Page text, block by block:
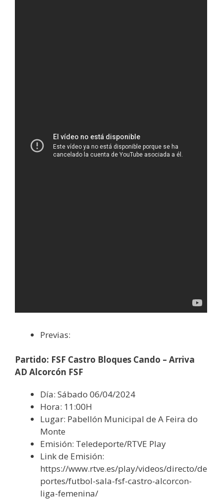
Previas:
Partido: FSF Castro Bloques Cando – Arriva
AD Alcorcón FSF
Día: Sábado 06/04/2024
Hora: 11:00H
Lugar: Pabellón Municipal de A Feira do
Monte
Emisión: Teledeporte/RTVE Play
Link de Emisión:
https://www.rtve.es/play/videos/directo/de
portes/futbol-sala-fsf-castro-alcorcon-
liga-femenina/